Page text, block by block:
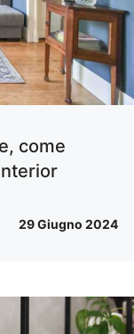
come
29 Giugno 2024